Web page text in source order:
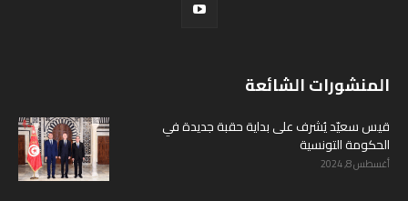
المنشورات الشائعة
قيس سعيّد يُشرف على بداية حقبة جديدة في
الحكومة التونسية
أغسطس 8, 2024